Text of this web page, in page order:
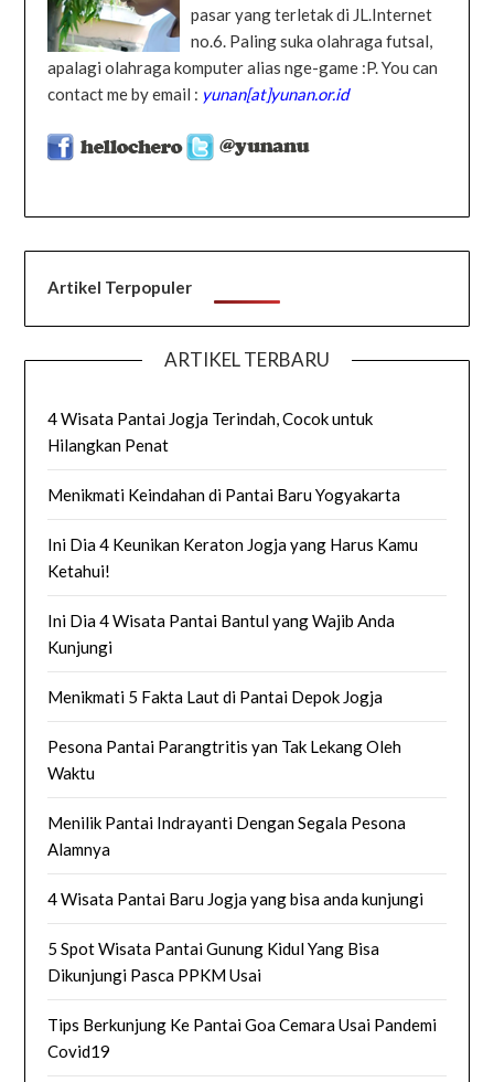
pasar yang terletak di JL.Internet
no.6. Paling suka olahraga futsal,
apalagi olahraga komputer alias nge-game :P. You can
contact me by email : yunan[at]yunan.or.id
Artikel Terpopuler
ARTIKEL TERBARU
4 Wisata Pantai Jogja Terindah, Cocok untuk
Hilangkan Penat
Menikmati Keindahan di Pantai Baru Yogyakarta
Ini Dia 4 Keunikan Keraton Jogja yang Harus Kamu
Ketahui!
Ini Dia 4 Wisata Pantai Bantul yang Wajib Anda
Kunjungi
Menikmati 5 Fakta Laut di Pantai Depok Jogja
Pesona Pantai Parangtritis yan Tak Lekang Oleh
Waktu
Menilik Pantai Indrayanti Dengan Segala Pesona
Alamnya
4 Wisata Pantai Baru Jogja yang bisa anda kunjungi
5 Spot Wisata Pantai Gunung Kidul Yang Bisa
Dikunjungi Pasca PPKM Usai
Tips Berkunjung Ke Pantai Goa Cemara Usai Pandemi
Covid19